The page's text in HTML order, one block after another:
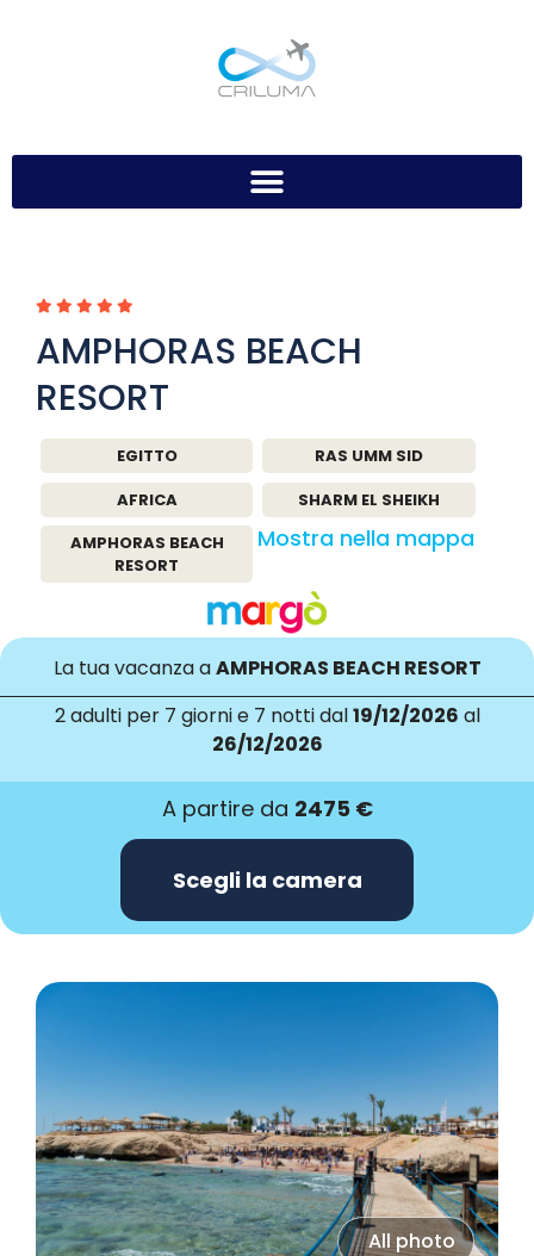
AMPHORAS BEACH
RESORT
EGITTO
RAS UMM SID
AFRICA
SHARM EL SHEIKH
AMPHORAS BEACH
RESORT
Mostra nella mappa
La tua vacanza aAMPHORAS BEACH RESORT
2 adultiper 7 giorni e 7 notti dal19/12/2026 al
26/12/2026
A partire da 2475 €
Scegli la camera
All photo